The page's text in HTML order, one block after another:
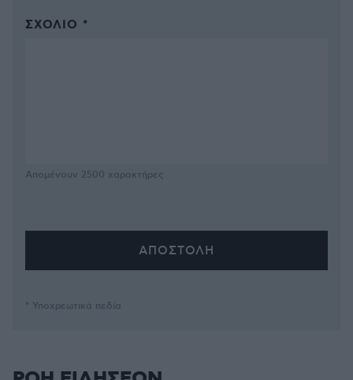
ΣΧΌΛΙΟ *
Απομένουν 2500 χαρακτήρες
* Υποχρεωτικά πεδία